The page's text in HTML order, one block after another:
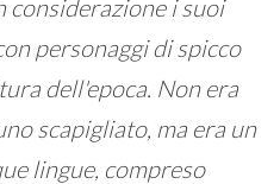
considerazione i suoi
personaggi di spicco
dell'epoca. Non era
scapigliato, ma era un
lingue, compreso